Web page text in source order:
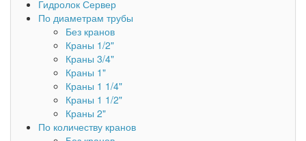
Гидролок Сервер
По диаметрам трубы
Без кранов
Краны 1/2"
Краны 3/4"
Краны 1"
Краны 1 1/4"
Краны 1 1/2"
Краны 2"
По количеству кранов